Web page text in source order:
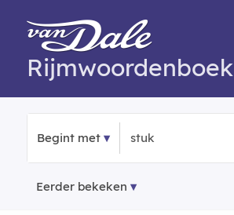
Rijmwoordenboek
Begint met
Eerder bekeken